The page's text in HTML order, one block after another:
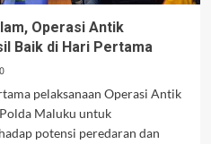
Operasi Antik
Baik di Hari Pertama
0
pelaksanaan Operasi Antik
Maluku untuk
potensi peredaran dan